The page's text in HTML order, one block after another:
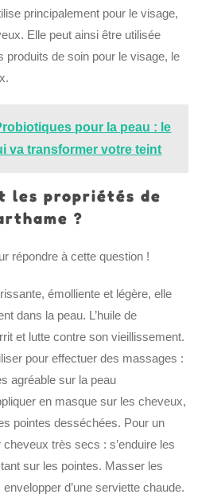
principalement pour le visage,
Elle peut ainsi être utilisée
produits de soin pour le visage, le
pour la peau : le
va transformer votre teint
les propriétés de
?
répondre à cette question !
émolliente et légère, elle
dans la peau. L’huile de
et lutte contre son vieillissement.
pour effectuer des massages :
agréable sur la peau
en masque sur les cheveux,
pointes desséchées. Pour un
très secs : s’enduire les
sur les pointes. Masser les
d’une serviette chaude.